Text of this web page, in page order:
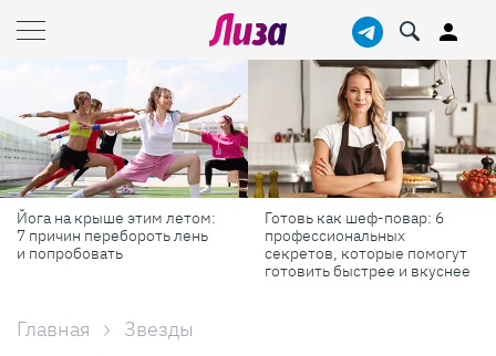
Готовь как шеф-повар: 6
профессиональных
секретов, которые помогут
Масштабные приключения:
самые красивые фестивали
России в августе
Главная Звезды